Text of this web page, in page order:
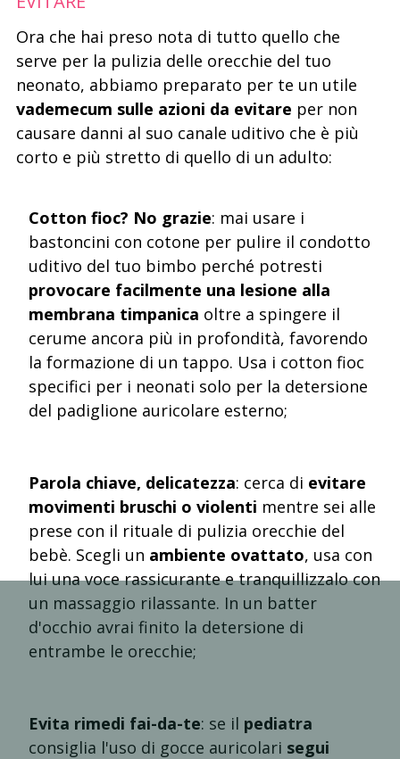
Ora che hai preso nota di tutto quello che
serve per la pulizia delle orecchie del tuo
neonato, abbiamo preparato per te un utile
vademecum sulle azioni da evitare per non
causare danni al suo canale uditivo che è più
corto e più stretto di quello di un adulto:
Cotton fioc? No grazie: mai usare i
bastoncini con cotone per pulire il condotto
uditivo del tuo bimbo perché potresti
provocare facilmente una lesione alla
membrana timpanica oltre a spingere il
cerume ancora più in profondità, favorendo
la formazione di un tappo. Usa i cotton fioc
specifici per i neonati solo per la detersione
del padiglione auricolare esterno;
Parola chiave, delicatezza: cerca di evitare
movimenti bruschi o violenti mentre sei alle
prese con il rituale di pulizia orecchie del
bebè. Scegli un ambiente ovattato, usa con
lui una voce rassicurante e tranquillizzalo con
un massaggio rilassante. In un batter
d'occhio avrai finito la detersione di
entrambe le orecchie;
Evita rimedi fai-da-te: se il pediatra
consiglia l'uso di gocce auricolari segui